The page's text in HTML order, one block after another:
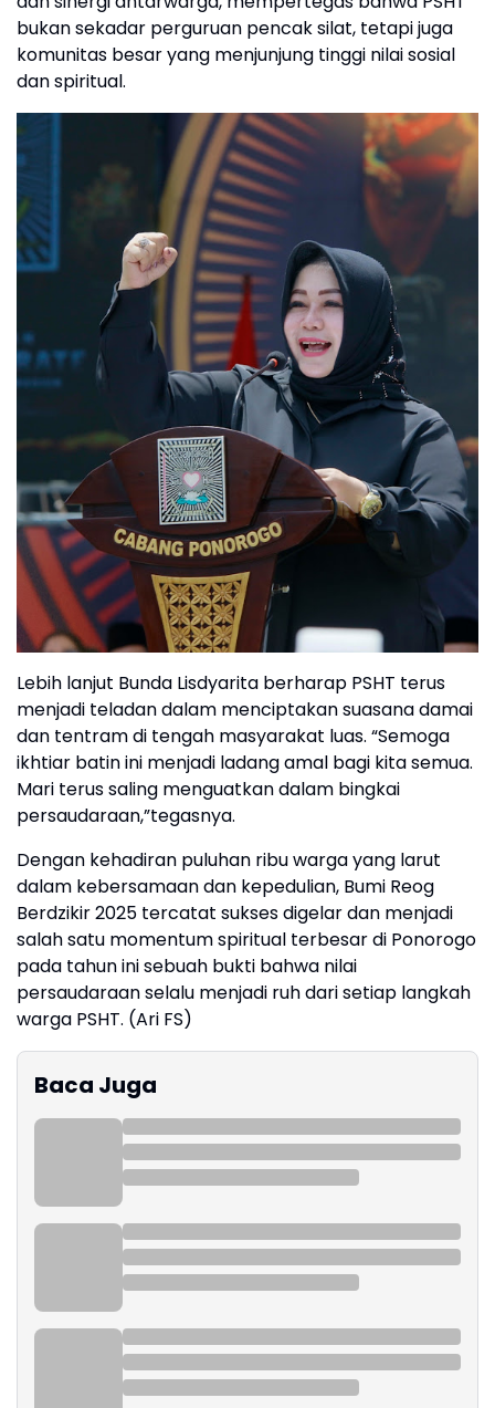
bukan sekadar perguruan pencak silat, tetapi juga
komunitas besar yang menjunjung tinggi nilai sosial
dan spiritual.
Lebih lanjut Bunda Lisdyarita berharap PSHT terus
menjadi teladan dalam menciptakan suasana damai
dan tentram di tengah masyarakat luas. “Semoga
ikhtiar batin ini menjadi ladang amal bagi kita semua.
Mari terus saling menguatkan dalam bingkai
persaudaraan,”tegasnya.
Dengan kehadiran puluhan ribu warga yang larut
dalam kebersamaan dan kepedulian, Bumi Reog
Berdzikir 2025 tercatat sukses digelar dan menjadi
salah satu momentum spiritual terbesar di Ponorogo
pada tahun ini sebuah bukti bahwa nilai
persaudaraan selalu menjadi ruh dari setiap langkah
warga PSHT. (Ari FS)
Baca Juga